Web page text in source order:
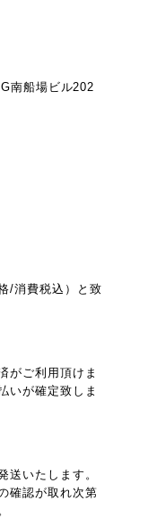
南船場ビル202
/消費税込）と致
がご利用頂けま
いが確定致しま
送いたします。
確認が取れ次第